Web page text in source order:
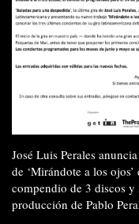
José Luis Perales
de ‘Mirándote a los
compendio de 3 discos y
producción de Pablo